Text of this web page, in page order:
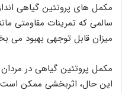
مکمل های پروتئین گیاهی
سالمی که تمرینات مقاومتی
میزان قابل توجهی بهبود می
مکمل پروتئین گیاهی در مردان
این حال، اثربخشی ممکن است